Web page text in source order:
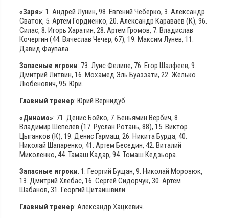
«Заря»: 1. Андрей Лунин, 98. Евгений Чеберко, 3. Александр
Сваток, 5. Артем Гордиенко, 20. Александр Караваев (К), 96.
Силас, 8. Игорь Харатин, 28. Артем Громов, 7. Владислав
Кочергин (44. Вячеслав Чечер, 67), 19. Максим Лунев, 11.
Давид Фаупала.
Запасные игроки: 73. Луис Фелипе, 76. Егор Шалфеев, 9.
Дмитрий Литвин, 16. Мохамед Эль Буаззати, 22. Желько
Любенович, 95. Юри.
Главный тренер: Юрий Вернидуб.
«Динамо»: 71. Денис Бойко, 7. Беньямин Вербич, 8.
Владимир Шепелев (17. Руслан Ротань, 88), 15. Виктор
Цыганков (К), 19. Денис Гармаш, 26. Никита Бурда, 40.
Николай Шапаренко, 41. Артем Беседин, 42. Виталий
Миколенко, 44. Тамаш Кадар, 94. Томаш Кедзьора.
Запасные игроки: 1. Георгий Бущан, 9. Николай Морозюк,
13. Дмитрий Хлебас, 16. Сергей Сидорчук, 30. Артем
Шабанов, 31. Георгий Цитаишвили.
Главный тренер: Александр Хацкевич.